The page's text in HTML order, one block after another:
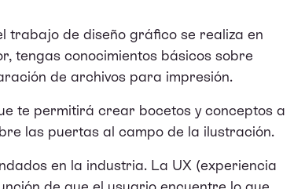
trabajo de diseño gráfico se realiza en
tengas conocimientos básicos sobre
de archivos para impresión.
te permitirá crear bocetos y conceptos a
las puertas al campo de la ilustración.
en la industria. La UX (experiencia